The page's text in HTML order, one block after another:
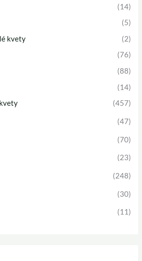
(14)
(5)
kvety
(2)
(76)
(88)
(14)
(457)
(47)
(70)
(23)
(248)
(30)
(11)